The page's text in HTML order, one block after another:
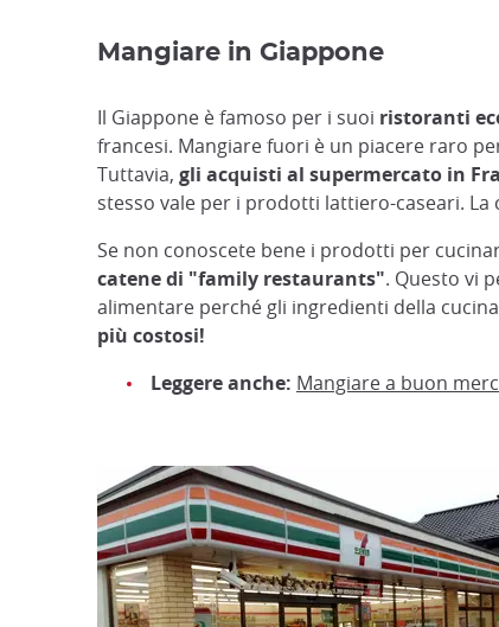
Mangiare in Giappone
Il Giappone è famoso per i suoi ristoranti
francesi. Mangiare fuori è un piacere raro
Tuttavia, gli acquisti al supermercato in
stesso vale per i prodotti lattiero-caseari.
Se non conoscete bene i prodotti per
catene di "family restaurants". Questo vi
alimentare perché gli ingredienti della
più costosi!
Leggere anche: Mangiare a buon